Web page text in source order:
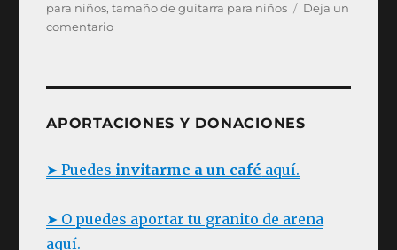
para niños,tamaño de guitarra para niños
Deja un
comentarioen
para
APORTACIONES Y DONACIONES
➤ Puedes invitarme a un café aquí.
➤ O puedes aportar tu granito de arena
aquí.